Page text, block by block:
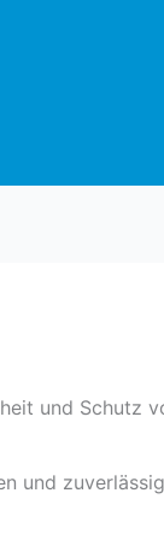
und Schutz
und